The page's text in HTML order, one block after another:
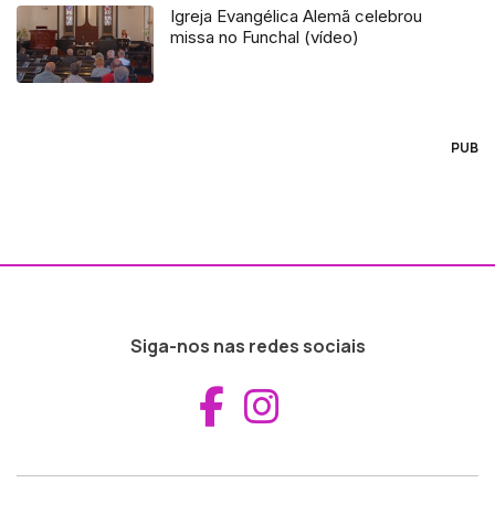
Igreja Evangélica Alemã celebrou
missa no Funchal (vídeo)
PUB
Siga-nos nas redes sociais
Aceder ao